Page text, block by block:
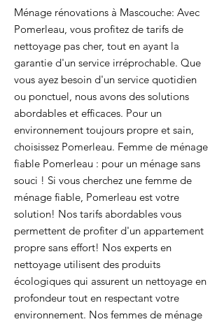
Ménage rénovations à Mascouche: Avec
Pomerleau, vous profitez de tarifs de
nettoyage pas cher, tout en ayant la
garantie d'un service irréprochable. Que
vous ayez besoin d'un service quotidien
ou ponctuel, nous avons des solutions
abordables et efficaces. Pour un
environnement toujours propre et sain,
choisissez Pomerleau. Femme de ménage
fiable Pomerleau : pour un ménage sans
souci ! Si vous cherchez une femme de
ménage fiable, Pomerleau est votre
solution! Nos tarifs abordables vous
permettent de profiter d'un appartement
propre sans effort! Nos experts en
nettoyage utilisent des produits
écologiques qui assurent un nettoyage en
profondeur tout en respectant votre
environnement. Nos femmes de ménage